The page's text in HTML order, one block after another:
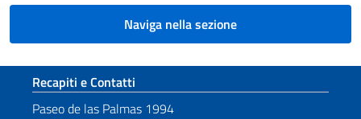
Naviga nella sezione
Sezione footer
Recapiti e Contatti
Paseo de las Palmas 1994